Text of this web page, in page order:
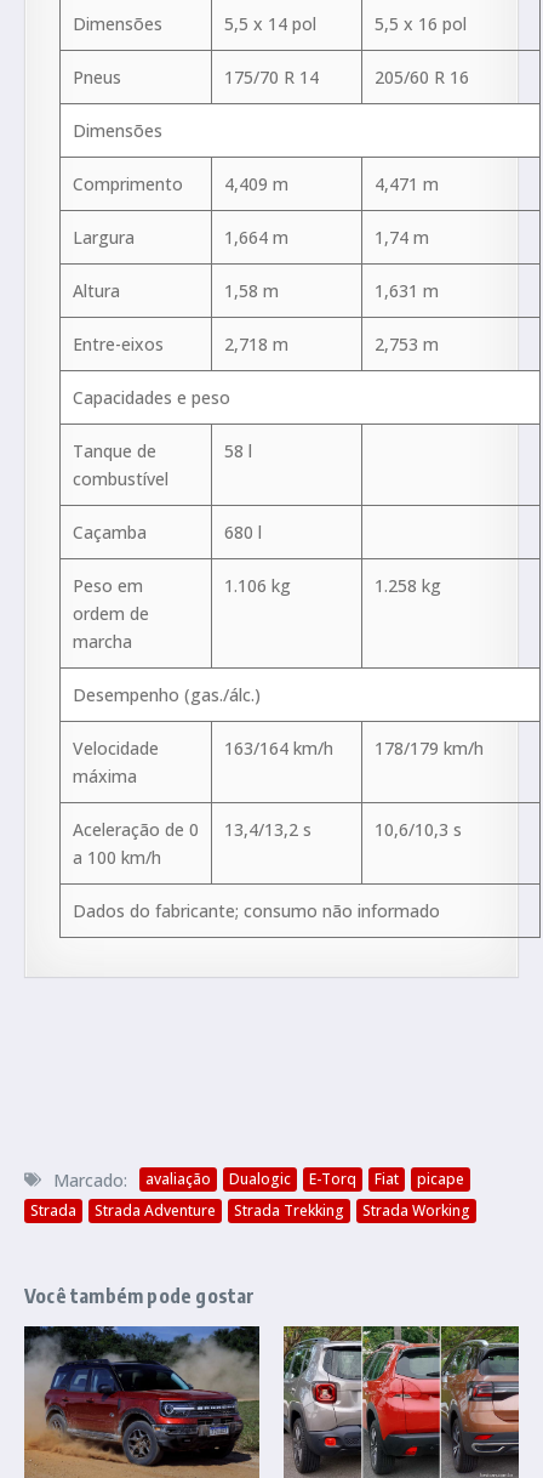
Dimensões 5,5 x 14 pol 5,5 x 16 pol
Pneus 175/70 R 14 205/60 R 16
Dimensões
Comprimento 4,409 m 4,471 m
Largura 1,664 m 1,74 m
Altura 1,58 m 1,631 m
Entre-eixos 2,718 m 2,753 m
Capacidades e peso
Tanque de
combustível
58 l
Caçamba 680 l
Peso em
ordem de
marcha
1.106 kg 1.258 kg
Desempenho (gas./álc.)
Velocidade
máxima
163/164 km/h 178/179 km/h
Aceleração de 0
a 100 km/h
13,4/13,2 s 10,6/10,3 s
Dados do fabricante; consumo não informado
Marcado: avaliação Dualogic E-Torq Fiat
picape
Strada
Strada Adventure Strada Trekking Strada Working
Você também pode gostar